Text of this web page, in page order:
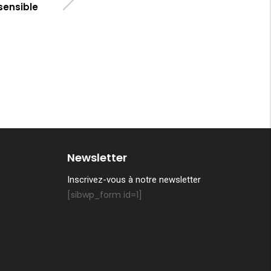
Newsletter
Inscrivez-vous à notre newsletter
[sibwp_form id=1]